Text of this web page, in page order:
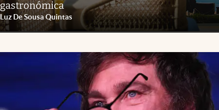
gastronómica
Luz De Sousa Quintas